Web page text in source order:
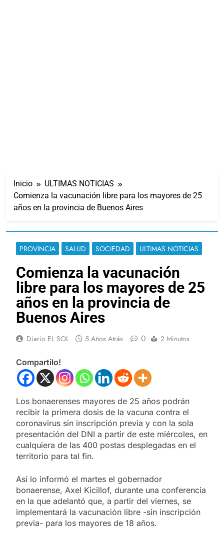
Inicio
ULTIMAS NOTICIAS
Comienza la vacunación libre para los mayores de 25
años en la provincia de Buenos Aires
PROVINCIA SALUD SOCIEDAD ULTIMAS NOTICIAS
Comienza la vacunación
libre para los mayores de 25
años en la provincia de
Buenos Aires
Diario EL SOL 5 Años Atrás 0 2 Minutos
Compartilo!
Los bonaerenses mayores de 25 años podrán
recibir la primera dosis de la vacuna contra el
coronavirus sin inscripción previa y con la sola
presentación del DNI a partir de este miércoles, en
cualquiera de las 400 postas desplegadas en el
territorio para tal fin.
Así lo informó el martes el gobernador
bonaerense, Axel Kicillof, durante una conferencia
en la que adelantó que, a partir del viernes, se
implementará la vacunación libre -sin inscripción
previa- para los mayores de 18 años.